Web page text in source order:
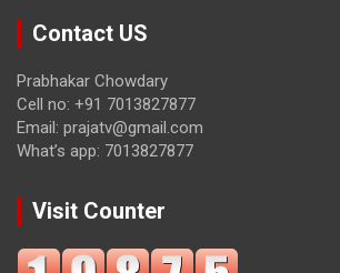
Contact US
Prabhakar Chowdary
Cell no: +91 7013827877
Email: prajatv@gmail.com
What’s app: 7013827877
Visit Counter